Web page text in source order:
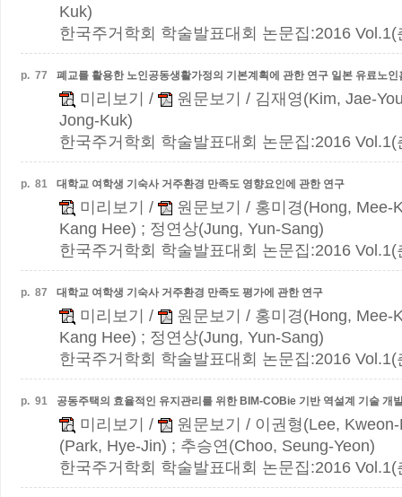
Kuk)
한국주거학회 학술발표대회 논문집:2016
p. 77 폐교를 활용한 노인공동생활가정의 기본계획에 관한 연구 일본 유료노
미리보기 / 원문보기
/ 김재영(Kim, Jae-
Jong-Kuk)
한국주거학회 학술발표대회 논문집:2016
p. 81 대학교 여학생 기숙사 거주환경 만족도 영향요인에 관한 연구
미리보기 / 원문보기
/ 홍미경(Hong, Mee-
Kang Hee) ; 정연상(Jung, Yun-Sang)
한국주거학회 학술발표대회 논문집:2016
p. 87 대학교 여학생 기숙사 거주환경 만족도 평가에 관한 연구
미리보기 / 원문보기
/ 홍미경(Hong, Mee-
Kang Hee) ; 정연상(Jung, Yun-Sang)
한국주거학회 학술발표대회 논문집:2016
p. 91 공동주택의 효율적인 유지관리를 위한 BIM-COBie 기반 역설계 기술 개
미리보기 / 원문보기
/ 이권형(Lee,
(Park, Hye-Jin) ; 추승연(Choo, Seung-Yeon)
한국주거학회 학술발표대회 논문집:2016